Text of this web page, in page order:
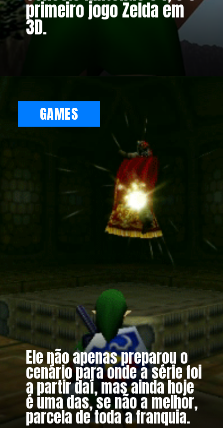
primeiro jogo Zelda em
3D.
Ele não apenas preparou o
cenário para onde a série foi
a partir daí, mas ainda hoje
é uma das, se não a melhor,
parcela de toda a franquia.
GAMES